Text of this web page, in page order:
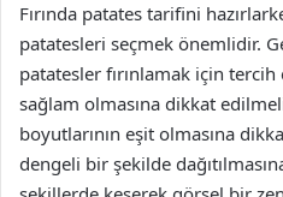
Fırında patates tarifini
patatesleri seçmek önemlidir.
patatesler fırınlamak için
sağlam olmasına dikkat
boyutlarının eşit olmasına
dengeli bir şekilde